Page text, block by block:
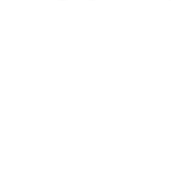
STORIA